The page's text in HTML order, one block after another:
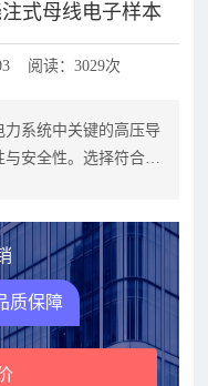
式母线电子样本
阅读：3029次
系统中关键的高压导
安全性。选择符合标
质保障